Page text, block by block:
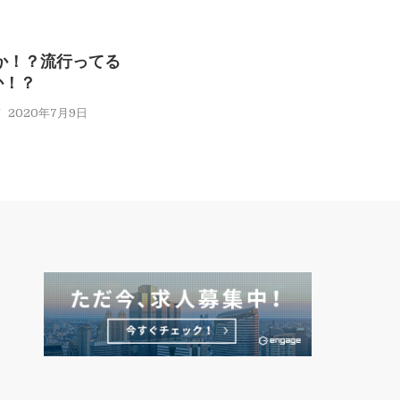
！？流行ってる
？
2020年7月9日